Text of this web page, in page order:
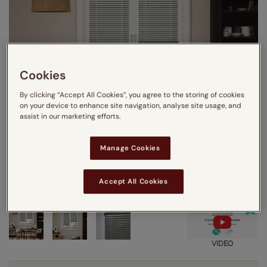
VIDEO
Cookies
By clicking “Accept All Cookies”, you agree to the storing of cookies
on your device to enhance site navigation, analyse site usage, and
assist in our marketing efforts.
Manage Cookies
Accept All Cookies